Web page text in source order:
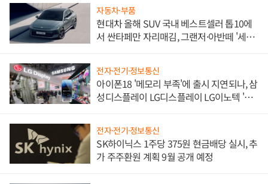
자동차·부품
현대차 올해 SUV 국내 베스트셀러 톱10에
서 싼타페만 자리매김, 그랜저·아반떼 '세단
전자·전기·정보통신
아이폰18 '메모리 부족'에 출시 지연되나, 삼
성디스플레이 LG디스플레이 LG이노텍 '탈
전자·전기·정보통신
SK하이닉스 1주당 375원 현금배당 실시, 추
가 주주환원 계획 9월 공개 예정